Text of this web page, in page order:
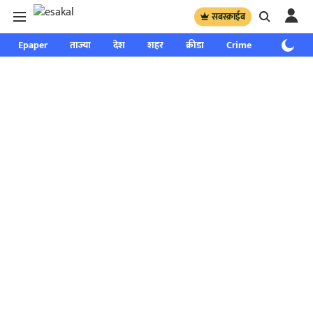
सबस्क्राईब
Epaper ताज्या देश शहर क्रीडा Crime साप्ताहिक